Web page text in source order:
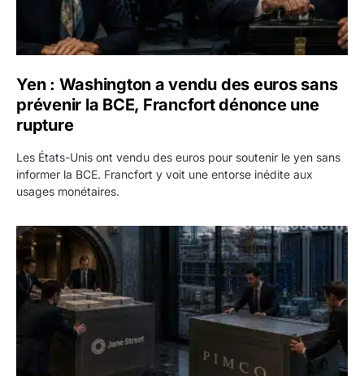
Yen : Washington a vendu des euros sans
prévenir la BCE, Francfort dénonce une
rupture
Les États-Unis ont vendu des euros pour soutenir le yen sans
informer la BCE. Francfort y voit une entorse inédite aux
usages monétaires.
Jane Street négocie le transfert de 11 milliards de